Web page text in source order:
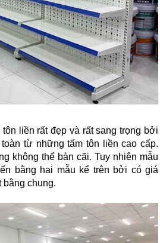
liền rất đẹp và rất sang trọng bởi
từ những tấm tôn liền cao cấp.
không thể bàn cãi. Tuy nhiên mẫu
bằng hai mẫu kể trên bởi có giá
bằng chung.